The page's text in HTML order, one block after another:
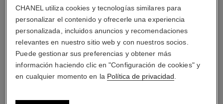
CHANEL utiliza cookies y tecnologías similares para
personalizar el contenido y ofrecerle una experiencia
personalizada, incluidos anuncios y recomendaciones
relevantes en nuestro sitio web y con nuestros socios.
Puede gestionar sus preferencias y obtener más
información haciendo clic en "Configuración de cookies" y
en cualquier momento en la Política de privacidad